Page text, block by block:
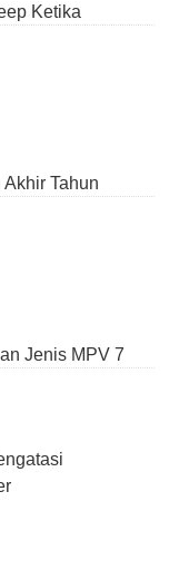
Ketika
Tahun
Jenis MPV 7